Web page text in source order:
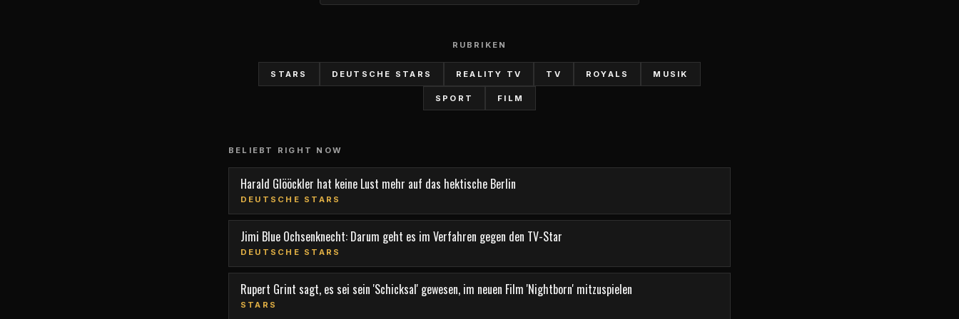
RUBRIKEN
STARS DEUTSCHE STARS REALITY TV TV ROYALS MUSIK
SPORT FILM
BELIEBT RIGHT NOW
Harald Glööckler hat keine Lust mehr auf das hektische Berlin
DEUTSCHE STARS
Jimi Blue Ochsenknecht: Darum geht es im Verfahren gegen den TV-Star
DEUTSCHE STARS
Rupert Grint sagt, es sei sein 'Schicksal' gewesen, im neuen Film 'Nightborn' mitzuspielen
STARS